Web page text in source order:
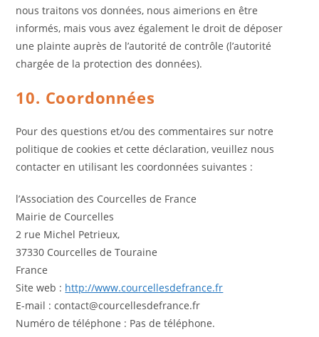
nous traitons vos données, nous aimerions en être
informés, mais vous avez également le droit de déposer
une plainte auprès de l’autorité de contrôle (l’autorité
chargée de la protection des données).
10. Coordonnées
Pour des questions et/ou des commentaires sur notre
politique de cookies et cette déclaration, veuillez nous
contacter en utilisant les coordonnées suivantes :
l’Association des Courcelles de France
Mairie de Courcelles
2 rue Michel Petrieux,
37330 Courcelles de Touraine
France
Site web : http://www.courcellesdefrance.fr
E-mail :contact@courcellesdefrance.fr
Numéro de téléphone : Pas de téléphone.